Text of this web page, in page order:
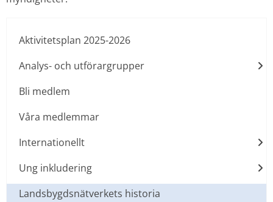
Aktivitetsplan 2025-2026
Analys- och utförargrupper
Bli medlem
Våra medlemmar
Internationellt
Ung inkludering
Landsbygdsnätverkets historia